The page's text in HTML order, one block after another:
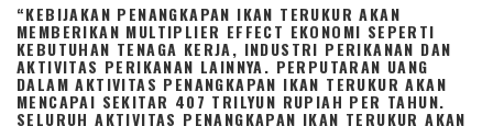
“KEBIJAKAN PENANGKAPAN IKAN TERUKUR AKAN
MEMBERIKAN MULTIPLIER EFFECT EKONOMI SEPERTI
KEBUTUHAN TENAGA KERJA, INDUSTRI PERIKANAN DAN
AKTIVITAS PERIKANAN LAINNYA. PERPUTARAN UANG
DALAM AKTIVITAS PENANGKAPAN IKAN TERUKUR AKAN
MENCAPAI SEKITAR 407 TRILYUN RUPIAH PER TAHUN.
SELURUH AKTIVITAS PENANGKAPAN IKAN TERUKUR AKAN